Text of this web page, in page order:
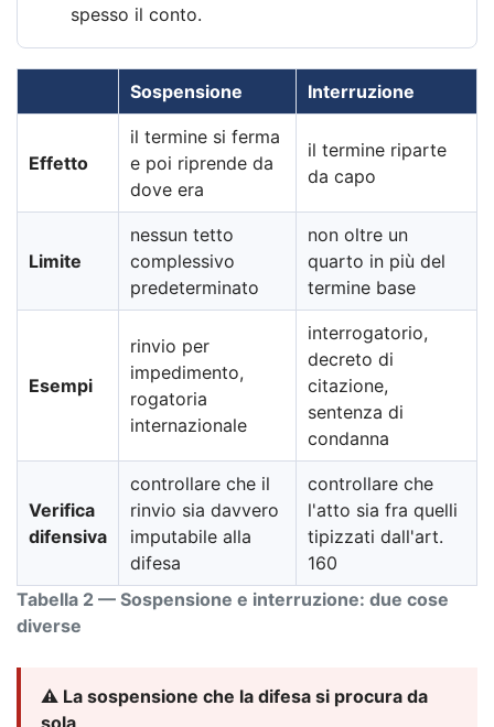
spesso il conto.
Tabella 2 — Sospensione e interruzione: due cose
diverse
Sospensione Interruzione
Effetto
il termine si ferma
e poi riprende da
dove era
il termine riparte
da capo
Limite
nessun tetto
complessivo
predeterminato
non oltre un
quarto in più del
termine base
Esempi
rinvio per
impedimento,
rogatoria
internazionale
interrogatorio,
decreto di
citazione,
sentenza di
condanna
Verifica
difensiva
controllare che il
rinvio sia davvero
imputabile alla
difesa
controllare che
l'atto sia fra quelli
tipizzati dall'art.
160
⚠️ La sospensione che la difesa si procura da
sola